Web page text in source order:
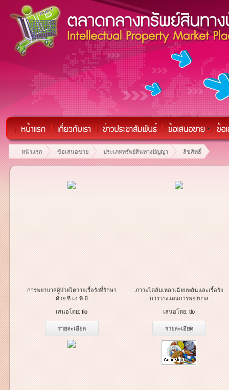
หน้าแรก ข้อเสนอขาย ประเภททรัพย์สินทางปัญญา ลิขสิทธิ์
การพยาบาลผู้ป่วยไตวายเรื้อรังที่รักษา
ด้วย ซี เอ พี ดี
เสนอโดย: tlo
รายละเอียด
ภาวะไตล้มเหลวเฉียบพลันและเรื้อรัง
การวางแผนการพยาบาล
เสนอโดย: tlo
รายละเอียด